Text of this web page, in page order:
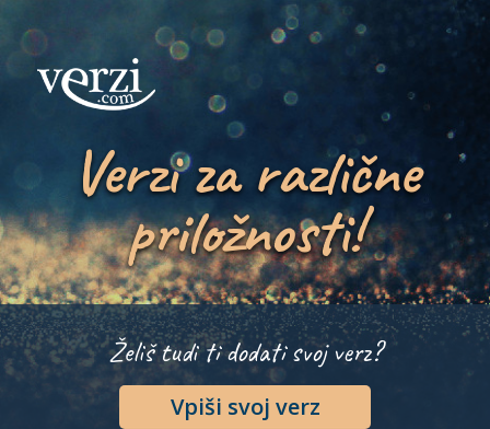
Verzi za različne
priložnosti!
Želiš tudi ti dodati svoj verz?
Vpiši svoj verz